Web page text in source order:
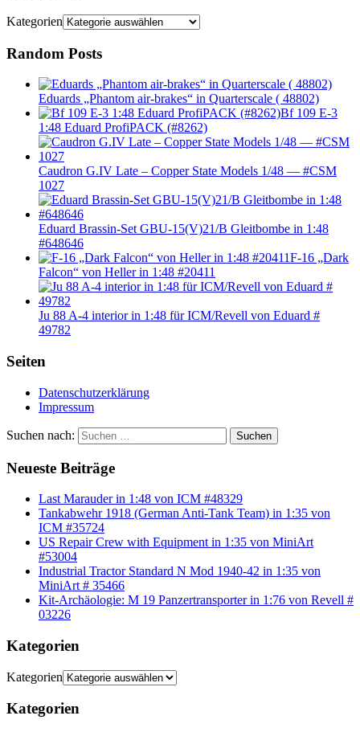
Kategorien
Random Posts
Eduards „Phantom air-brakes“ in Quarterscale ( 48802)
Bf 109 E-3
1:48 Eduard ProfiPACK (#8262)
Caudron G.IV Late – Copper State Models 1/48 — #CSM
1027
Eduard Brassin-Set GBU-15(V)21/B Gleitbombe in 1:48
#648646
F-16 „Dark
Falcon“ von Heller in 1:48 #20411
Ju 88 A-4 interior in 1:48 für ICM/Revell von Eduard #
49782
Seiten
Datenschutzerklärung
Impressum
Suchen nach: Suchen
Neueste Beiträge
Last Marauder in 1:48 von ICM #48329
Tankabwehr 1918 (German Anti-Tank Team) in 1:35 von
ICM #35724
US Repair Crew with Equipment in 1:35 von MiniArt
#53004
Industrial Tractor Standard N Mod 1940-42 in 1:35 von
MiniArt # 35466
Kit-Archäologie: M 19 Panzertransporter in 1:76 von Revell #
03226
Kategorien
Kategorien
Kategorien